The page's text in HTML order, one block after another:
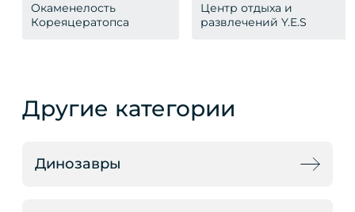
Окаменелость
Кореяцератопса
Центр отдыха и
развлечений Y.E.S
Другие категории
Динозавры